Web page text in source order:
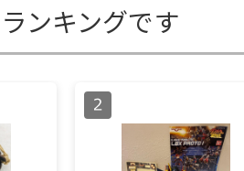
ンキングです